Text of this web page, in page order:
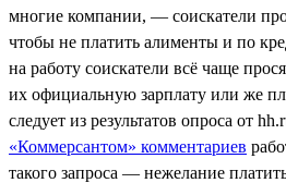
многие компании, — соискатели
чтобы не платить алименты и по
на работу соискатели всё чаще
их официальную зарплату или же
следует из результатов опроса от
«Коммерсантом» комментариев
такого запроса — нежелание